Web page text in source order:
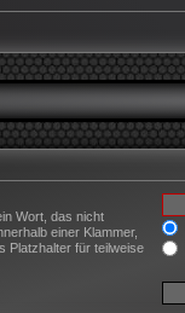
Wort, das nicht
einer Klammer,
Platzhalter für teilweise